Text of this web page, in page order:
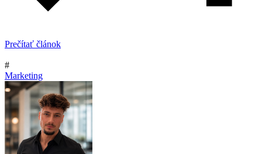
Prečítať článok
#
Marketing